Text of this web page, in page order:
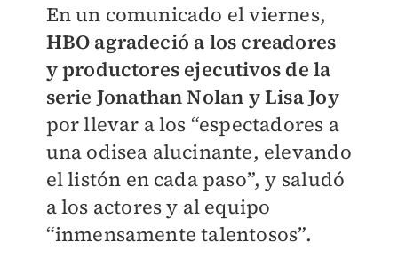
En un comunicado el viernes,
HBO agradeció a los creadores
y productores ejecutivos de la
serie Jonathan Nolan y Lisa Joy
por llevar a los “espectadores a
una odisea alucinante, elevando
el listón en cada paso”, y saludó
a los actores y al equipo
“inmensamente talentosos”.